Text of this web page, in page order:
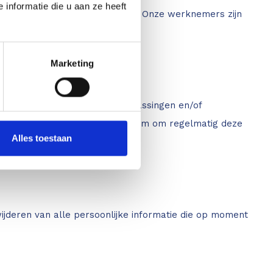
informatie die u aan ze heeft
Marketing
Alles toestaan
intern gedeeld worden. Onze werknemers zijn
deze site. Eventuele aanpassingen en/of
Het is daarom raadzaam om regelmatig deze
van alle persoonlijke informatie die op moment